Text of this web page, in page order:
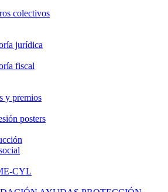
colectivos
jurídica
fiscal
y premios
posters
CYL